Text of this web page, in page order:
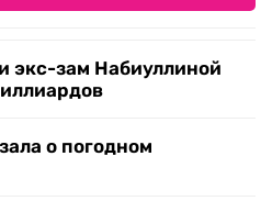
экс-зам Набиуллиной
о погодном